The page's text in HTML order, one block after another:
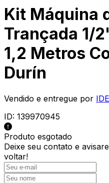
Kit Máquina
Trançada 1/
1,2 Metros
Durín
Vendido e entregue por
ID: 139970945
Produto esgotado
Deixe seu contato e
voltar!